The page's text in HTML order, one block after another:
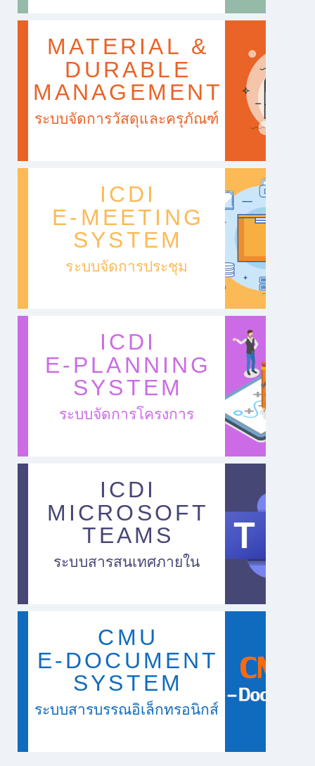
MATERIAL &
DURABLE
MANAGEMENT
ระบบจัดการวัสดุและครุภัณฑ์
ICDI
E-MEETING
SYSTEM
ระบบจัดการประชุม
ICDI
E-PLANNING
SYSTEM
ระบบจัดการโครงการ
ICDI
MICROSOFT
TEAMS
ระบบสารสนเทศภายใน
CMU
E-DOCUMENT
SYSTEM
ระบบสารบรรณอิเล็กทรอนิกส์